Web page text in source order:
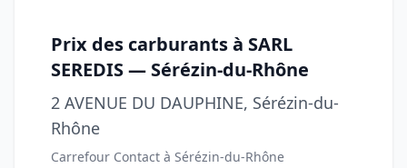
Prix des carburants à SARL
SEREDIS — Sérézin-du-Rhône
2 AVENUE DU DAUPHINE, Sérézin-du-
Rhône
Carrefour Contact à Sérézin-du-Rhône